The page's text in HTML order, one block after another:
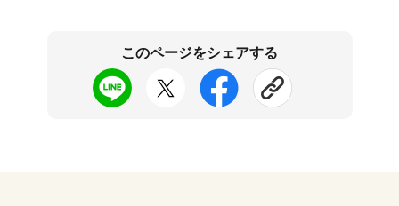
このページをシェアする